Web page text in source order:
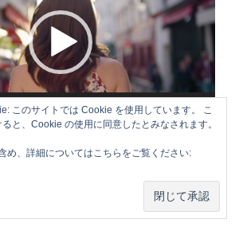
00:18
このサイトでは Cookie を使用しています。 こ
と、Cookie の使用に同意したとみなされます。
め、詳細についてはこちらをご覧ください: